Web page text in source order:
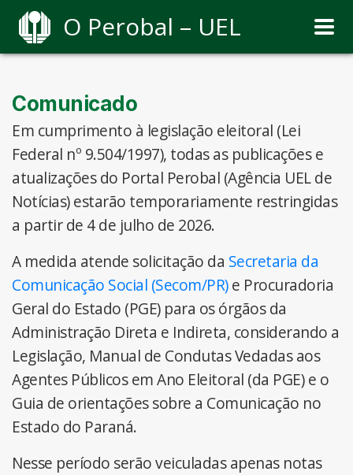
O Perobal – UEL
Comunicado
Em cumprimento à legislação eleitoral (Lei
Federal nº 9.504/1997), todas as publicações e
atualizações do Portal Perobal (Agência UEL de
Notícias) estarão temporariamente restringidas
a partir de 4 de julho de 2026.
A medida atende solicitação da Secretaria da
Comunicação Social (Secom/PR)e Procuradoria
Geral do Estado (PGE) para os órgãos da
Administração Direta e Indireta, considerando a
Legislação, Manual de Condutas Vedadas aos
Agentes Públicos em Ano Eleitoral (da PGE) e o
Guia de orientações sobre a Comunicação no
Estado do Paraná.
Nesse período serão veiculadas apenas notas